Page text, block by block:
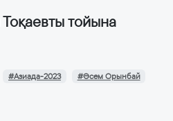
тойына
#Азиада-2023 #Әсем Орынбай